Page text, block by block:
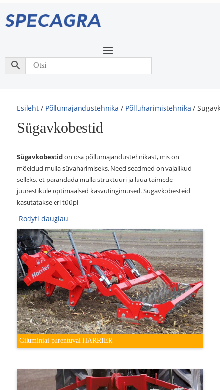
Esileht / Põllumajandustehnika / Põlluharimistehnika /
Sügavkobestid
Sügavkobestidon osa põllumajandustehnikast, mis on
mõeldud mulla süvaharimiseks. Need seadmed on vajalikud
selleks, et parandada mulla struktuuri ja luua taimede
juurestikule optimaalsed kasvutingimused. Sügavkobesteid
kasutatakse eri tüüpi
Rodyti daugiau
Giluminiai purentuvai HARRIER